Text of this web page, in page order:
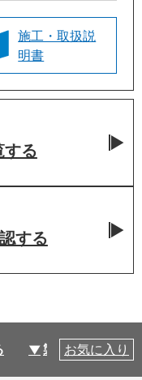
施工・取扱説
明書
する
する
製品仕様
お気に入り